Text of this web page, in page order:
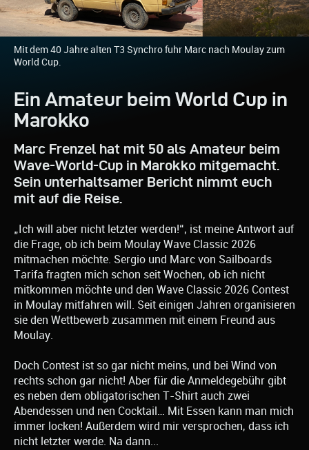
Mit dem 40 Jahre alten T3 Synchro fuhr Marc nach Moulay zum
World Cup.
Ein Amateur beim World Cup in
Marokko
Marc Frenzel hat mit 50 als Amateur beim
Wave-World-Cup in Marokko mitgemacht.
Sein unterhaltsamer Bericht nimmt euch
mit auf die Reise.
„Ich will aber nicht letzter werden!“, ist meine Antwort auf
die Frage, ob ich beim Moulay Wave Classic 2026
mitmachen möchte. Sergio und Marc von Sailboards
Tarifa fragten mich schon seit Wochen, ob ich nicht
mitkommen möchte und den Wave Classic 2026 Contest
in Moulay mitfahren will. Seit einigen Jahren organisieren
sie den Wettbewerb zusammen mit einem Freund aus
Moulay.
Doch Contest ist so gar nicht meins, und bei Wind von
rechts schon gar nicht! Aber für die Anmeldegebühr gibt
es neben dem obligatorischen T-Shirt auch zwei
Abendessen und nen Cocktail… Mit Essen kann man mich
immer locken! Außerdem wird mir versprochen, dass ich
nicht letzter werde. Na dann...